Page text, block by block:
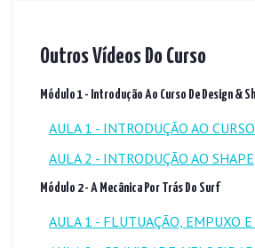
Outros Vídeos Do Curso
Módulo 1 - Introdução Ao Curso De Design &
AULA 1 - INTRODUÇÃO AO CURSO
AULA 2 - INTRODUÇÃO AO SHAPE
Módulo 2 - A Mecânica Por Trás Do Surf
AULA 1 - FLUTUAÇÃO, EMPUXO